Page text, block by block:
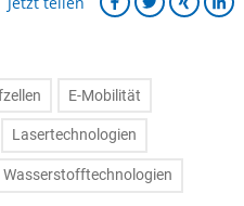
E-Mobilität
Lasertechnologien
Wasserstofftechnologien